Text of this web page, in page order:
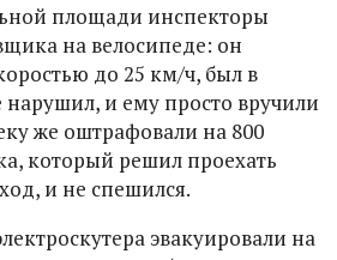
площади инспекторы
на велосипеде: он
до 25 км/ч, был в
и ему просто вручили
же оштрафовали на 800
который решил проехать
и не спешился.
эвакуировали на